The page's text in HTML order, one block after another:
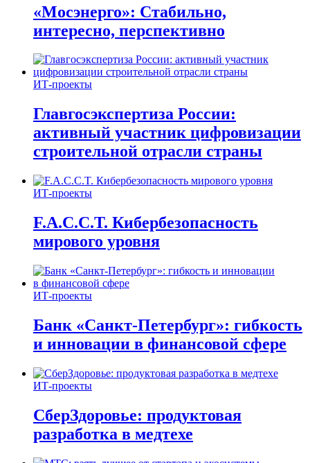
«Мосэнерго»: Стабильно,
интересно, перспективно
ИТ-проекты
Главгосэкспертиза России:
активный участник цифровизации
строительной отрасли страны
ИТ-проекты
F.A.C.C.T. Кибербезопасность
мирового уровня
ИТ-проекты
Банк «Санкт-Петербург»: гибкость
и инновации в финансовой сфере
ИТ-проекты
СберЗдоровье: продуктовая
разработка в медтехе